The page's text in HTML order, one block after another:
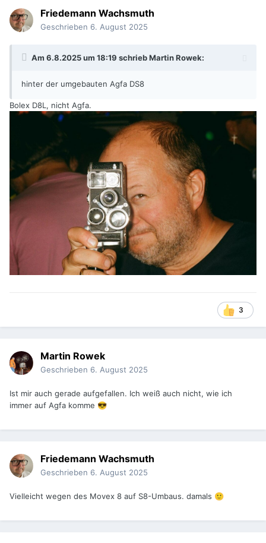
Friedemann Wachsmuth
Geschrieben 6. August 2025
Am 6.8.2025 um 18:19 schriebMartin Rowek:
hinter der umgebauten Agfa DS8
Bolex D8L, nicht Agfa.
3
Martin Rowek
Geschrieben 6. August 2025
Ist mir auch gerade aufgefallen. Ich weiß auch nicht, wie ich
immer auf Agfa komme 😎
Friedemann Wachsmuth
Geschrieben 6. August 2025
Vielleicht wegen des Movex 8 auf S8-Umbaus. damals 🙂